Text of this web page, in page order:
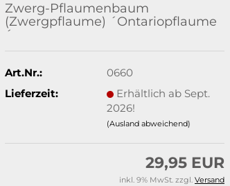
Zwerg-Pflaumenbaum
(Zwergpflaume) ´Ontariopflaume
´
Art.Nr.:
0660
Lieferzeit:
Erhältlich ab Sept.
2026!
(Ausland abweichend)
29,95 EUR
inkl. 9% MwSt. zzgl. Versand